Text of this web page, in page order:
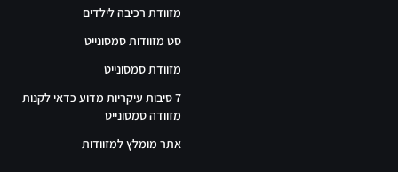
מזוודת רכיבה לילדים
סט מזוודות סמסונייט
מזוודת סמסונייט
7 סיבות עיקריות מדוע כדאי לקנות
מזוודה סמסונייט
אתר מומלץ למזוודות